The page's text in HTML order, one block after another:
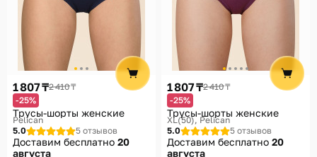
1 807 ₸2 410 ₸
-25%
Трусы-шорты женские
Pelican
5.0
5 отзывов
Доставим бесплатно 20
августа
1 807 ₸2 410 ₸
-25%
Трусы-шорты женские
XL(50) Pelican
5.0
5 отзывов
Доставим бесплатно 20
августа